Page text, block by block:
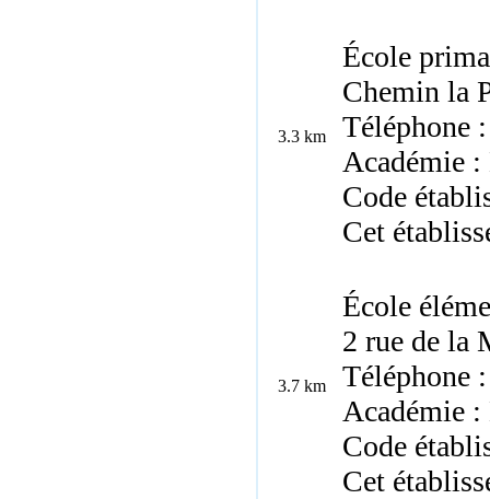
3.3 km
École
Chemin la
Téléphone
Académie
Code
Cet
3.7 km
École
2 rue de la
Téléphone
Académie
Code
Cet